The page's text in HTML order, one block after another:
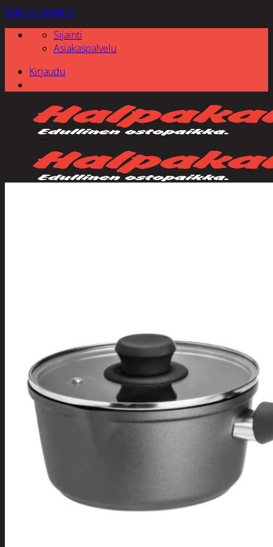
Skip to content
Sijainti
Asiakaspalvelu
Kirjaudu
Joulu- ja kausivalot
Eläimet ja
Kyntteliköt
Valoketjut ja
kuusenvalot
Joulukoristeet
Kranssit ja
asetelmat
Joulutekstiilit
Paketointi
Marjastus